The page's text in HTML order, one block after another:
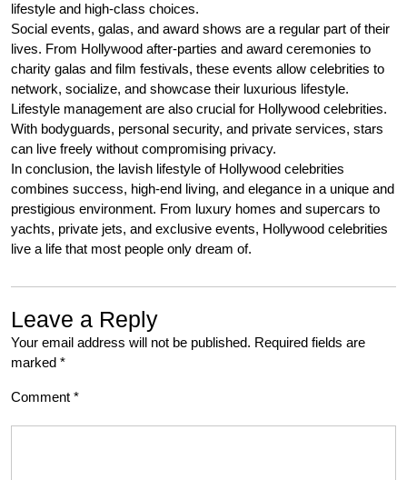
lifestyle and high-class choices.
Social events, galas, and award shows are a regular part of their
lives. From Hollywood after-parties and award ceremonies to
charity galas and film festivals, these events allow celebrities to
network, socialize, and showcase their luxurious lifestyle.
Lifestyle management are also crucial for Hollywood celebrities.
With bodyguards, personal security, and private services, stars
can live freely without compromising privacy.
In conclusion, the lavish lifestyle of Hollywood celebrities
combines success, high-end living, and elegance in a unique and
prestigious environment. From luxury homes and supercars to
yachts, private jets, and exclusive events, Hollywood celebrities
live a life that most people only dream of.
Leave a Reply
Your email address will not be published. Required fields are
marked *
Comment *